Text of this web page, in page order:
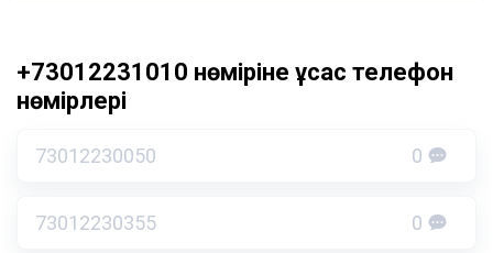
+73012231010 нөміріне ұқсас телефон
нөмірлері
73012230050 0
73012230355 0